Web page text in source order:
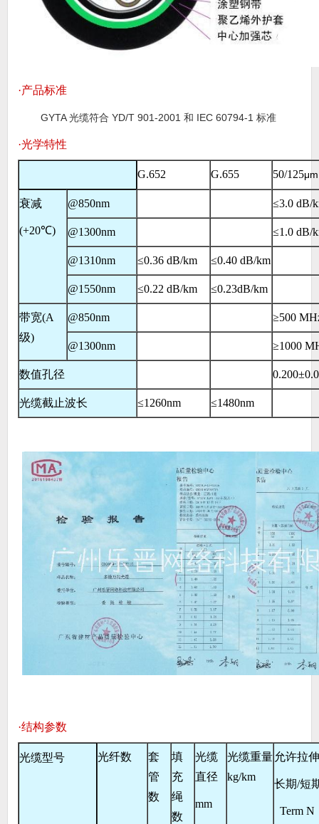
·产品标准
GYTA光缆符合 YD/T 901-2001 和 IEC 60794-1 标准
·光学特性
G.652 G.655 50/125μm
衰减
(+20℃)
@850nm ≤3.0 dB/
@1300nm ≤1.0 dB/
@1310nm ≤0.36 dB/km ≤0.40 dB/km
@1550nm ≤0.22 dB/km ≤0.23dB/km
带宽(A
级)
@850nm ≥500
@1300nm ≥1000
数值孔径 0.200±
光缆截止波长 ≤1260nm ≤1480nm
·结构参数
光缆型号 光纤数
套
管
数
填
充
绳
数
光缆
直径
mm
光缆重量
kg/km
允许拉
长期/短
Term N